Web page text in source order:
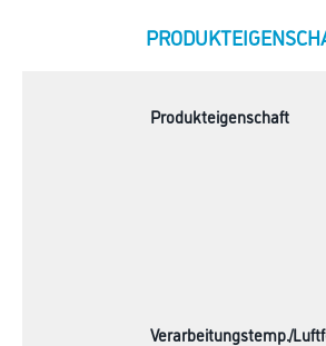
CURRENT
Produkteigenschaft
Verarbeitungstemp./